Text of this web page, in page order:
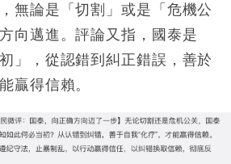
無論是「切割」或是「危機公
向邁進。評論又指，國泰是
」，從認錯到糾正錯誤，善於
贏得信賴。